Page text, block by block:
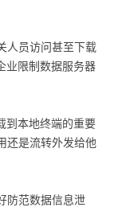
人员访问甚至下载
业限制数据服务器
到本地终端的重要
还是流转外发给他
防范数据信息泄